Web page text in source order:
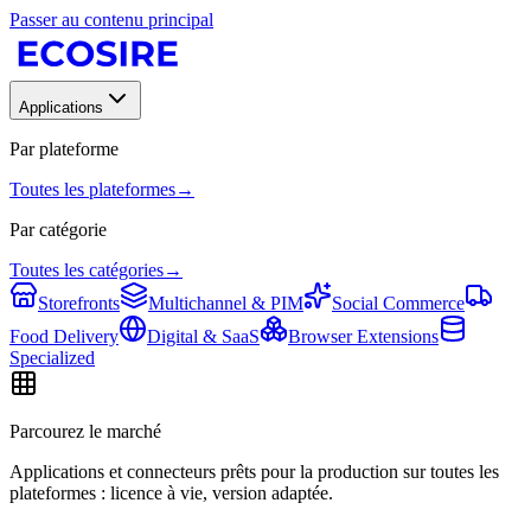
Passer au contenu principal
Applications
Par plateforme
Toutes les plateformes→
Par catégorie
Toutes les catégories→
Storefronts
Multichannel & PIM
Social Commerce
Food Delivery
Digital & SaaS
Browser Extensions
Specialized
Parcourez le marché
Applications et connecteurs prêts pour la production sur toutes les
plateformes : licence à vie, version adaptée.